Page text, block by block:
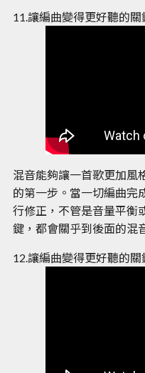
11.讓編曲變得更好聽的關
混音能夠讓一首歌更加風
的第一步。當一切編曲完
行修正，不管是音量平衡
鍵，都會關乎到後面的混
12.讓編曲變得更好聽的關